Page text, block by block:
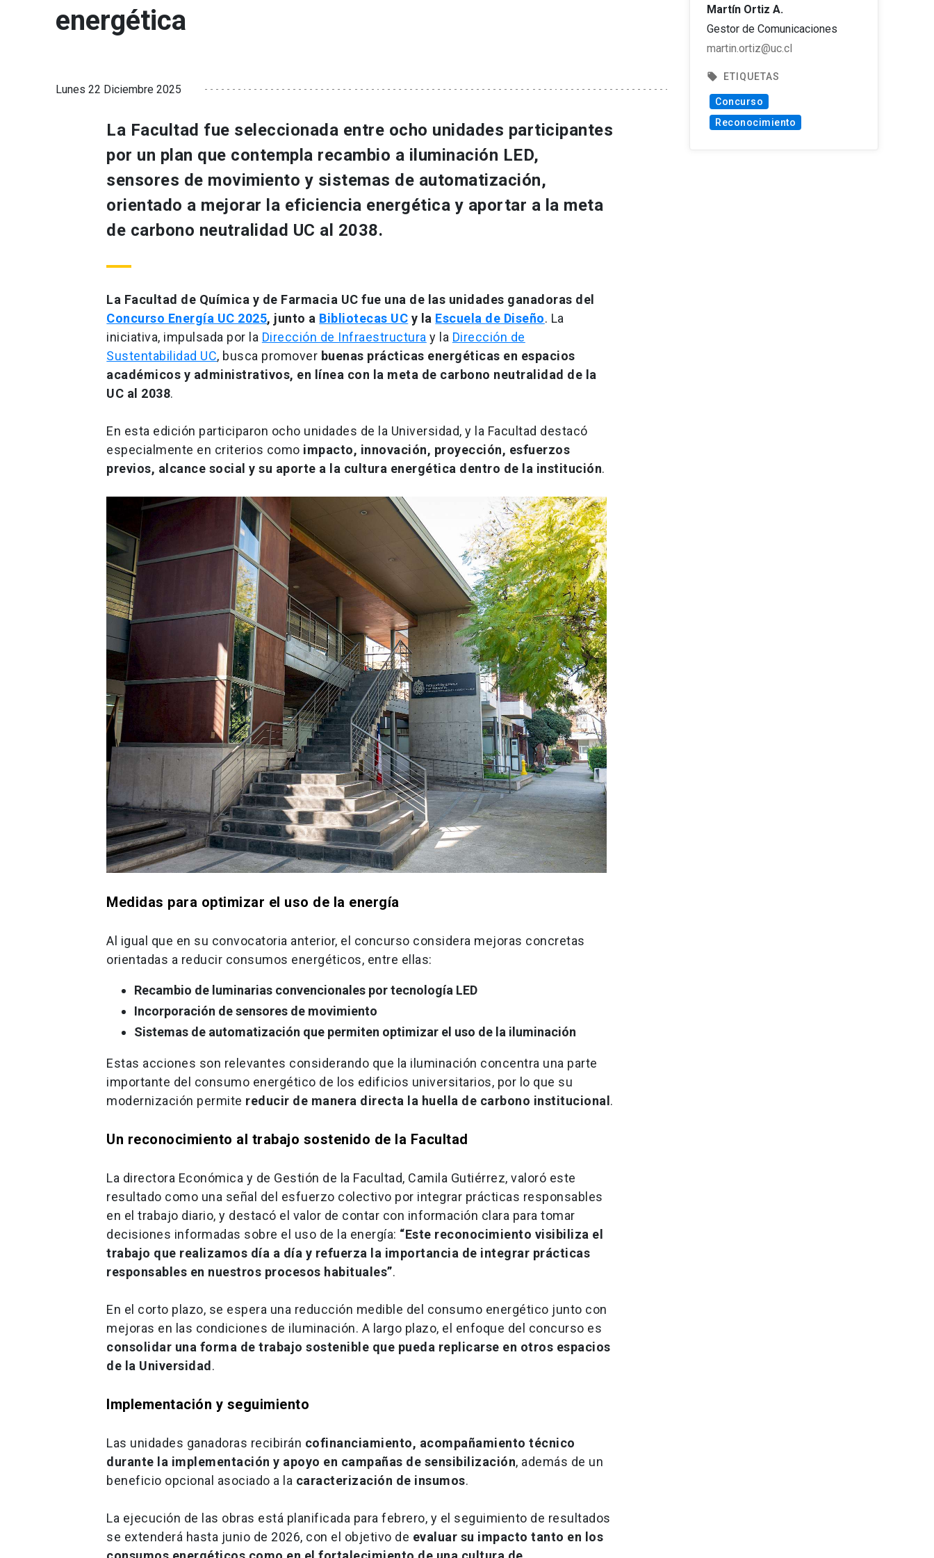
energética
Lunes 22 Diciembre 2025
La Facultad fue seleccionada entre ocho unidades participantes
por un plan que contempla recambio a iluminación LED,
sensores de movimiento y sistemas de automatización,
orientado a mejorar la eficiencia energética y aportar a la meta
de carbono neutralidad UC al 2038.
La Facultad de Química y de Farmacia UC fue una de las unidades ganadoras del
Concurso Energía UC 2025, junto a Bibliotecas UC y la Escuela de Diseño. La
iniciativa, impulsada por la Dirección de Infraestructura y la Dirección de
Sustentabilidad UC, busca promover buenas prácticas energéticas en espacios
académicos y administrativos, en línea con la meta de carbono neutralidad de la
UC al 2038.
En esta edición participaron ocho unidades de la Universidad, y la Facultad destacó
especialmente en criterios como impacto, innovación, proyección, esfuerzos
previos, alcance social y su aporte a la cultura energética dentro de la institución.
Medidas para optimizar el uso de la energía
Al igual que en su convocatoria anterior, el concurso considera mejoras concretas
orientadas a reducir consumos energéticos, entre ellas:
Recambio de luminarias convencionales por tecnología LED
Incorporación de sensores de movimiento
Sistemas de automatización que permiten optimizar el uso de la iluminación
Estas acciones son relevantes considerando que la iluminación concentra una parte
importante del consumo energético de los edificios universitarios, por lo que su
modernización permite reducir de manera directa la huella de carbono institucional .
Un reconocimiento al trabajo sostenido de la Facultad
La directora Económica y de Gestión de la Facultad, Camila Gutiérrez, valoró este
resultado como una señal del esfuerzo colectivo por integrar prácticas responsables
en el trabajo diario, y destacó el valor de contar con información clara para tomar
decisiones informadas sobre el uso de la energía: “Este reconocimiento visibiliza el
trabajo que realizamos día a día y refuerza la importancia de integrar prácticas
responsables en nuestros procesos habituales”.
En el corto plazo, se espera una reducción medible del consumo energético junto con
mejoras en las condiciones de iluminación. A largo plazo, el enfoque del concurso es
consolidar una forma de trabajo sostenible que pueda replicarse en otros espacios
de la Universidad .
Implementación y seguimiento
Las unidades ganadoras recibirán cofinanciamiento, acompañamiento técnico
durante la implementación y apoyo en campañas de sensibilización, además de un
beneficio opcional asociado a la caracterización de insumos.
La ejecución de las obras está planificada para febrero, y el seguimiento de resultados
se extenderá hasta junio de 2026, con el objetivo de evaluar su impacto tanto en los
Martín Ortiz A.
Gestor de Comunicaciones
martin.ortiz@uc.cl
local_offer ETIQUETAS
Concurso
Reconocimiento